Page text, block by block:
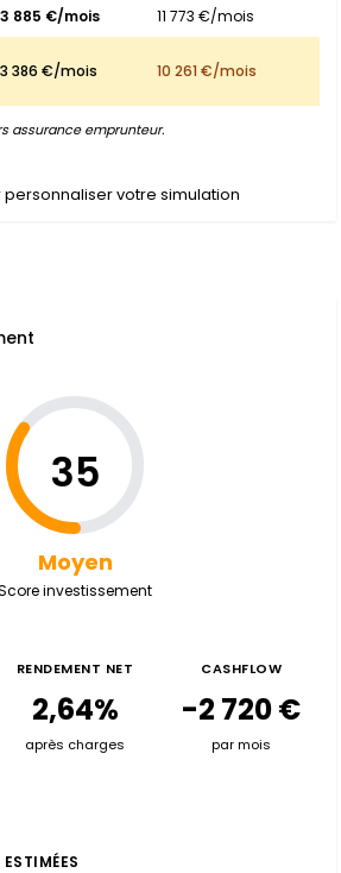
3 885 €/mois
11 773 €/mois
3 386 €/mois 10 261 €/mois
assurance emprunteur.
votre simulation
35
Moyen
investissement
RENDEMENT NET
2,64%
après charges
CASHFLOW
-2 720 €
par mois